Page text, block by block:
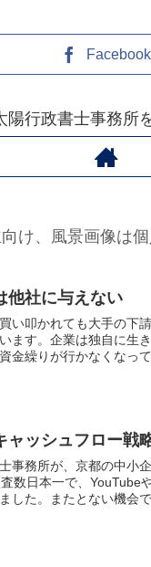
Facebook
陽行政書士事務所
け、風景画像は
他社に与えない
い叩かれても大手の下
ます。企業は独自に生
金繰りが行かなくなっ
ャッシュフロー戦
事務所が、京都の中小
数日本一で、
した。またとない機会